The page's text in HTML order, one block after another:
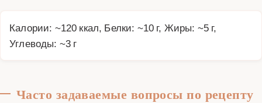
Калории: ~120 ккал, Белки: ~10 г, Жиры: ~5 г,
Углеводы: ~3 г
Часто задаваемые вопросы по рецепту